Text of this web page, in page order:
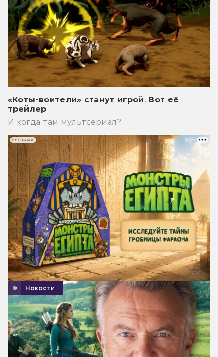
«Коты-воители» станут игрой. Вот её
трейлер
И когда там мультсериал?
Новости
РЕКЛАМА